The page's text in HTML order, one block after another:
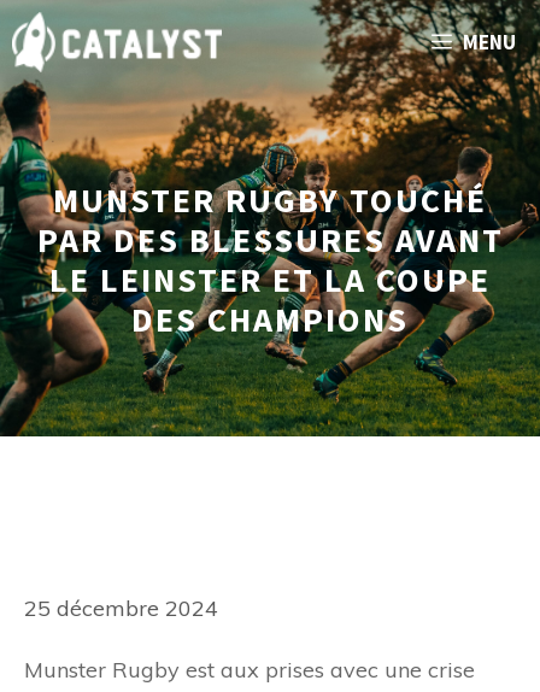
Aller
au
contenu
MENU
MUNSTER RUGBY TOUCHÉ
PAR DES BLESSURES AVANT
LE LEINSTER ET LA COUPE
DES CHAMPIONS
25 décembre 2024
Munster Rugby est aux prises avec une crise